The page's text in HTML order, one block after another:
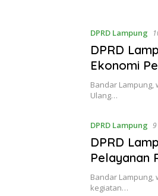
DPRD Lampung
DPRD
Ekonomi
Bandar Lampung,
Ulang…
DPRD Lampung
DPRD
Pelayanan
Bandar Lampung,
kegiatan…